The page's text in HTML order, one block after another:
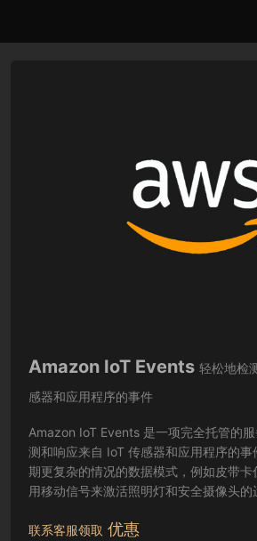
Amazon IoT Events 轻松地检
感器和应用程序的事件
Amazon IoT Events 是一项完全托管的
测和响应来自 IoT 传感器和应用程序的事
期更复杂的情况的数据模式，例如皮带
用移动信号来激活照明灯和安全摄像头的
联系客服领取 优惠